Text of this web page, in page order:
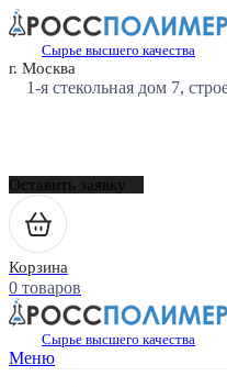
Сырье высшего качества
г. Москва
1-я стекольная дом 7,
Оставить заявку
Корзина
0 товаров
Сырье высшего качества
Меню